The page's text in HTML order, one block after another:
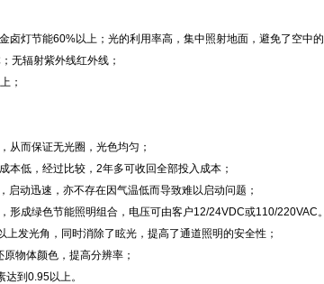
卤灯节能60%以上；光的利用率高，集中照射地面，避免了空中的
无辐射紫外线红外线；
；
从而保证无光圈，光色均匀；
本低，经过比较，2年多可收回全部投入成本；
动迅速，亦不存在因气温低而导致难以启动问题；
成绿色节能照明组合，电压可由客户12/24VDC或110/220VAC。
发光角，同时消除了眩光，提高了通道照明的安全性；
物体颜色，提高分辨率；
到0.95以上。